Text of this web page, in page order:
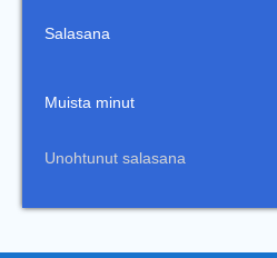
Salasana
Muista minut
Unohtunut salasana